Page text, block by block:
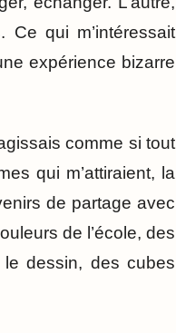
Ce qui m’intéressait
expérience bizarre
comme si tout
qui m’attiraient, la
de partage avec
de l’école, des
dessin, des cubes